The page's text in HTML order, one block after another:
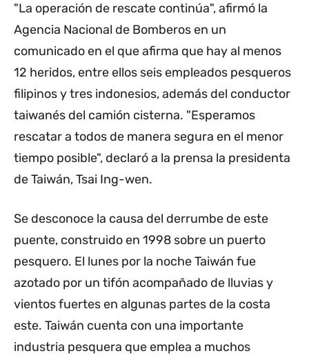
"La operación de rescate continúa", afirmó la
Agencia Nacional de Bomberos en un
comunicado en el que afirma que hay al menos
12 heridos, entre ellos seis empleados pesqueros
filipinos y tres indonesios, además del conductor
taiwanés del camión cisterna. "Esperamos
rescatar a todos de manera segura en el menor
tiempo posible", declaró a la prensa la presidenta
de Taiwán, Tsai Ing-wen.
Se desconoce la causa del derrumbe de este
puente, construido en 1998 sobre un puerto
pesquero. El lunes por la noche Taiwán fue
azotado por un tifón acompañado de lluvias y
vientos fuertes en algunas partes de la costa
este. Taiwán cuenta con una importante
industria pesquera que emplea a muchos